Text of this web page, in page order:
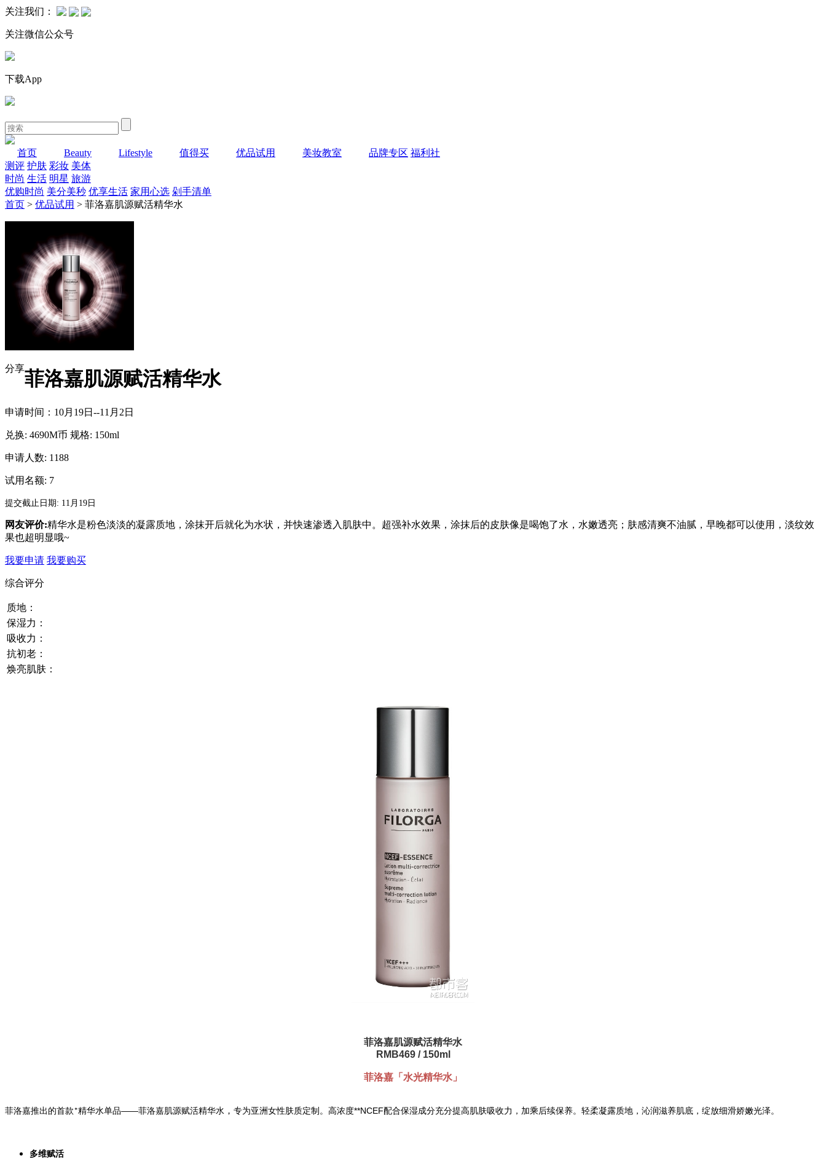
关注我们：
关注微信公众号
下载App
首页 Beauty Lifestyle 值得买 优品试用 美妆教室 品牌专区 福利社
测评 护肤 彩妆 美体
时尚 生活 明星 旅游
优购时尚 美分美秒 优享生活 家用心选 剁手清单
首页 > 优品试用 > 菲洛嘉肌源赋活精华水
分享菲洛嘉肌源赋活精华水
申请时间：10月19日--11月2日
兑换: 4690M币 规格: 150ml
申请人数: 1188
试用名额: 7
提交截止日期: 11月19日
网友评价:精华水是粉色淡淡的凝露质地，涂抹开后就化为水状，并快速渗透入肌肤中。超强补水效果，涂抹后的皮肤像是喝饱了水，水嫩透亮；肤感清爽不油腻，早晚都可以使用，淡纹效
果也超明显哦~
我要申请 我要购买
综合评分
质地：
保湿力：
吸收力：
抗初老：
焕亮肌肤：
菲洛嘉肌源赋活精华水
RMB469 / 150ml
菲洛嘉「 水光精华水 」
菲洛嘉推出的首款*精华水单品——菲洛嘉肌源赋活精华水 ， 专为亚洲女性肤质定制。高浓度**NCEF配合保湿成分充分提高肌肤吸收力，加乘后续保养。轻柔凝露质地，沁润滋养肌底，绽放细滑娇嫩光泽。
多维赋活